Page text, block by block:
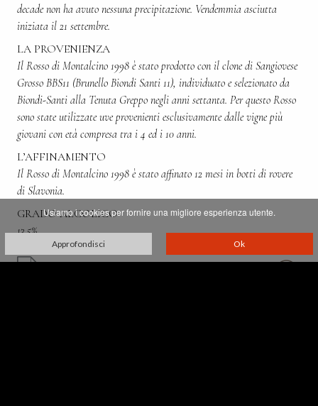
decade non ha avuto nessuna precipitazione. Vendemmia asciutta
iniziata il 21 settembre.
LA PROVENIENZA
Il Rosso di Montalcino 1998 è stato prodotto con il clone di Sangiovese
Grosso BBS11 (Brunello Biondi Santi 11), individuato e selezionato da
Biondi-Santi alla Tenuta Greppo negli anni settanta. Per questo Rosso
sono state utilizzate uve provenienti esclusivamente dalle vigne più
giovani con età compresa tra i 4 ed i 10 anni.
L’AFFINAMENTO
Il Rosso di Montalcino 1998 è stato affinato 12 mesi in botti di rovere
di Slavonia.
GRADO ALCOLICO
13,5%
Usiamo i cookies per fornire una migliore esperienza utente.
Approfondisci Ok